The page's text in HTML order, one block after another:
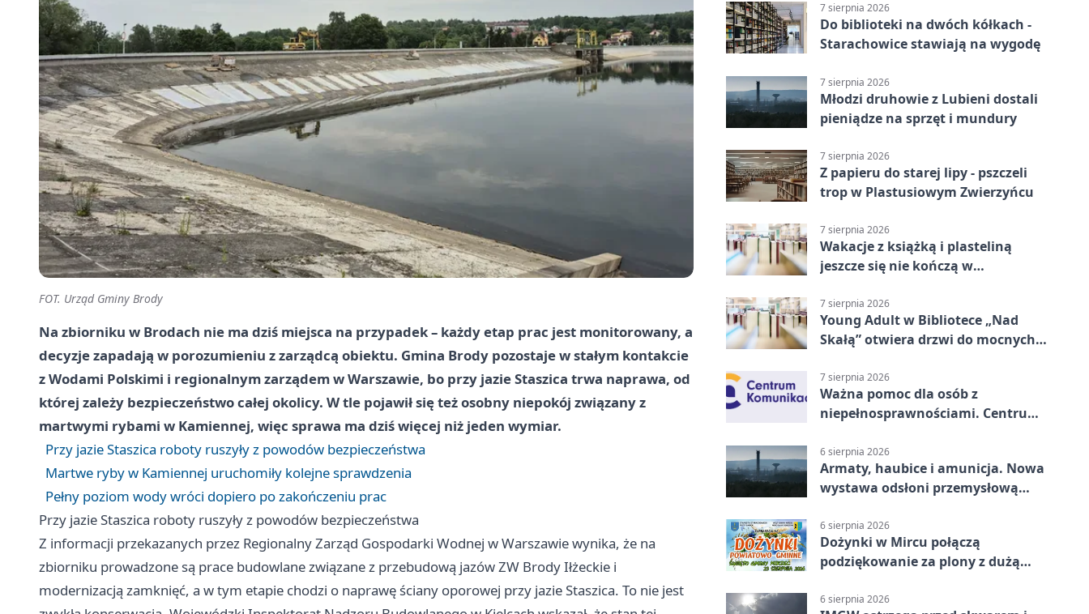
FOT. Urząd Gminy Brody
Na zbiorniku w Brodach nie ma dziś miejsca na przypadek – każdy etap prac jest monitorowany, a
decyzje zapadają w porozumieniu z zarządcą obiektu. Gmina Brody pozostaje w stałym kontakcie
z Wodami Polskimi i regionalnym zarządem w Warszawie, bo przy jazie Staszica trwa naprawa, od
której zależy bezpieczeństwo całej okolicy. W tle pojawił się też osobny niepokój związany z
martwymi rybami w Kamiennej, więc sprawa ma dziś więcej niż jeden wymiar.
Przy jazie Staszica roboty ruszyły z powodów bezpieczeństwa
Martwe ryby w Kamiennej uruchomiły kolejne sprawdzenia
Pełny poziom wody wróci dopiero po zakończeniu prac
Przy jazie Staszica roboty ruszyły z powodów bezpieczeństwa
Z informacji przekazanych przez Regionalny Zarząd Gospodarki Wodnej wWarszawiewynika, że na
zbiorniku prowadzone są prace budowlane związane z przebudową jazów ZW Brody Iłżeckie i
modernizacją zamknięć, a w tym etapie chodzi o naprawę ściany oporowej przy jazie Staszica. To nie jest
7 sierpnia 2026
Do biblioteki na dwóch kółkach -
Starachowice stawiają na wygodę
7 sierpnia 2026
Młodzi druhowie z Lubieni dostali
pieniądze na sprzęt i mundury
7 sierpnia 2026
Z papieru do starej lipy - pszczeli
trop w Plastusiowym Zwierzyńcu
7 sierpnia 2026
Wakacje z książką i plasteliną
jeszcze się nie kończą w
7 sierpnia 2026
Young Adult w Bibliotece „Nad
Skałą” otwiera drzwi do mocnych
7 sierpnia 2026
Ważna pomoc dla osób z
niepełnosprawnościami. Centrum
6 sierpnia 2026
Armaty, haubice i amunicja. Nowa
wystawa odsłoni przemysłową
6 sierpnia 2026
Dożynki w Mircu połączą
podziękowanie za plony z dużą
6 sierpnia 2026